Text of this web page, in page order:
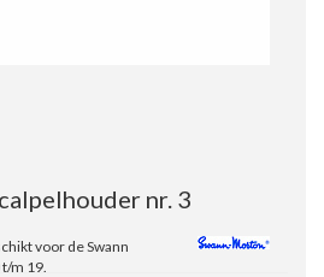
nr. 3
voor de Swann
m 19.